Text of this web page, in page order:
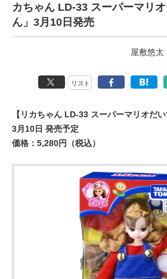
カちゃん LD-33 スーパーマリ
ん」3月10日発売
屋敷悠太
リスト
【リカちゃん LD-33 スーパーマリオだい
3月10日 発売予定
価格：5,280円（税込）